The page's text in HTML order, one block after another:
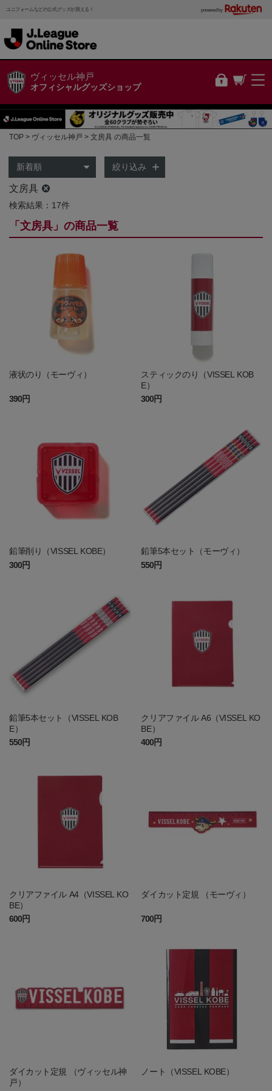
ユニフォームなどの公式グッズが買える！ powered by
ヴィッセル神戸
オフィシャルグッズショップ
TOP ヴィッセル神戸 文房具 の商品一覧
絞り込み
文房具
検索結果：17件
「文房具」の商品一覧
液状のり（モーヴィ）
390円
スティックのり（VISSEL KOB
E）
300円
鉛筆削り（VISSEL KOBE）
300円
鉛筆5本セット（モーヴィ）
550円
鉛筆5本セット（VISSEL KOB
E）
550円
クリアファイル A6（VISSEL KO
BE）
400円
クリアファイル A4（VISSEL KO
BE）
600円
ダイカット定規 （モーヴィ）
700円
ダイカット定規 （ヴィッセル神
戸）
ノート（VISSEL KOBE）